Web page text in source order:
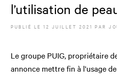
l’utilisation de
PUBLIÉ LE12 JUILLET 2021 PAR
Le groupe PUIG, propriétaire
annonce mettre fin à l'usage